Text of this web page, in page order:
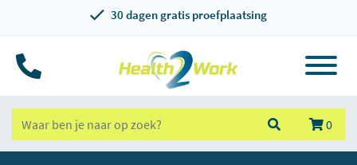
30 dagen gratis proefplaatsing
0